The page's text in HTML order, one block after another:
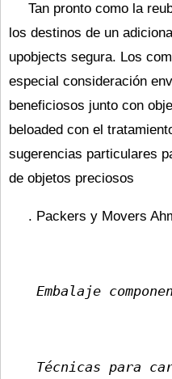
Tan pronto como la
los destinos de un
upobjects segura. Los
especial consideración
beneficiosos junto con
beloaded con el
sugerencias particulares
de objetos preciosos
. Packers y Movers
Embalaje
Técnicas para